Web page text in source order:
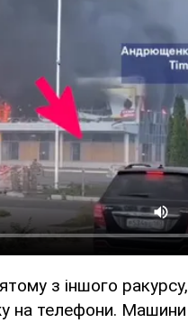
з іншого
на телефони. Машини